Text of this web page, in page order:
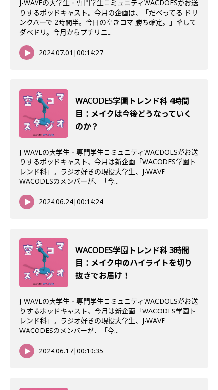
J-WAVEの大学生・専門学生コミュニティWACDOESがお送
りするポッドキャスト。今月の企画は、「だべってる ドリ
ンクバーで 2時間半。今日の空きコマ 勝ち確定。」略して
ダベドリ。今月からプチリニ...
2024.07.01 |00:14:27
WACODES学園トレンド科 4時間
目：メイクは今後どうなっていく
のか？
J-WAVEの大学生・専門学生コミュニティWACDOESがお送
りするポッドキャスト、今月は新企画「WACODES学園ト
レンド科」。ラジオ好きの現役大学生、J-WAVE
WACODESのメンバーが、「今...
2024.06.24|00:14:24
WACODES学園トレンド科 3時間
目：メイク中のハイライトを切り
抜きでお届け！
J-WAVEの大学生・専門学生コミュニティWACDOESがお送
りするポッドキャスト、今月は新企画「WACODES学園ト
レンド科」。ラジオ好きの現役大学生、J-WAVE
WACODESのメンバーが、「今...
2024.06.17|00:10:35